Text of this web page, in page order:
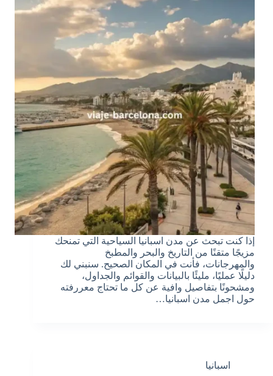
إذا كنت تبحث عن مدن اسبانيا السياحية التي تمنحك
مزيجًا متقنًا من التاريخ والبحر والمطبخ
والمهرجانات، فأنت في المكان الصحيح. سنبني لك
دليلًا عمليًا، مليئًا بالبيانات والقوائم والجداول،
ومشحونًا بتفاصيل وافية عن كل ما تحتاج معررفته
حول اجمل مدن اسبانيا…
اسبانيا